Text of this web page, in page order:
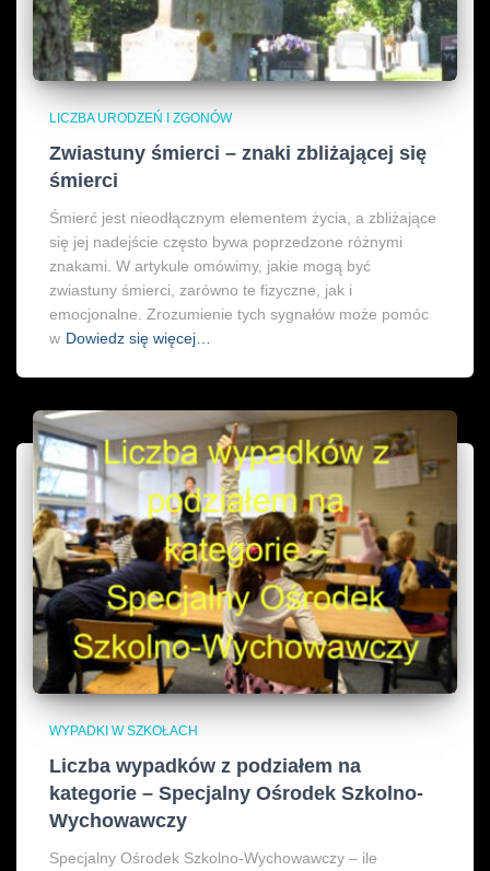
LICZBA URODZEŃ I ZGONÓW
Zwiastuny śmierci – znaki zbliżającej się
śmierci
Śmierć jest nieodłącznym elementem życia, a zbliżające
się jej nadejście często bywa poprzedzone różnymi
znakami. W artykule omówimy, jakie mogą być
zwiastuny śmierci, zarówno te fizyczne, jak i
emocjonalne. Zrozumienie tych sygnałów może pomóc
w Dowiedz się więcej…
WYPADKI W SZKOŁACH
Liczba wypadków z podziałem na
kategorie – Specjalny Ośrodek Szkolno-
Wychowawczy
Specjalny Ośrodek Szkolno-Wychowawczy – ile